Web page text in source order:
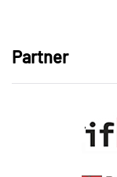
Partner